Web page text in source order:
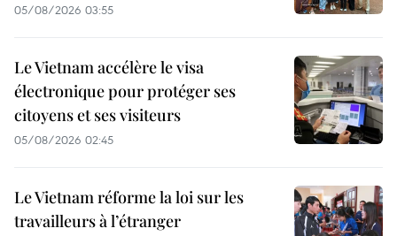
05/08/2026 03:55
Le Vietnam accélère le visa
électronique pour protéger ses
citoyens et ses visiteurs
05/08/2026 02:45
Le Vietnam réforme la loi sur les
travailleurs à l’étranger